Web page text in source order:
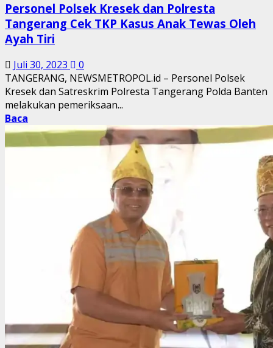
Personel Polsek Kresek dan Polresta
Tangerang Cek TKP Kasus Anak Tewas Oleh
Ayah Tiri
Juli 30, 2023
0
TANGERANG, NEWSMETROPOL.id – Personel Polsek
Kresek dan Satreskrim Polresta Tangerang Polda Banten
melakukan pemeriksaan...
Baca